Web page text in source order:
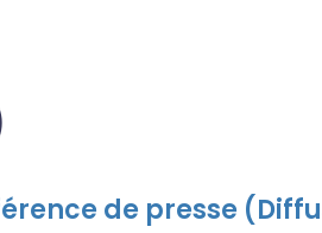
de presse